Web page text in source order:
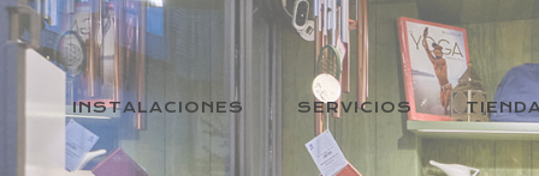
INSTALACIONES SERVICIOS